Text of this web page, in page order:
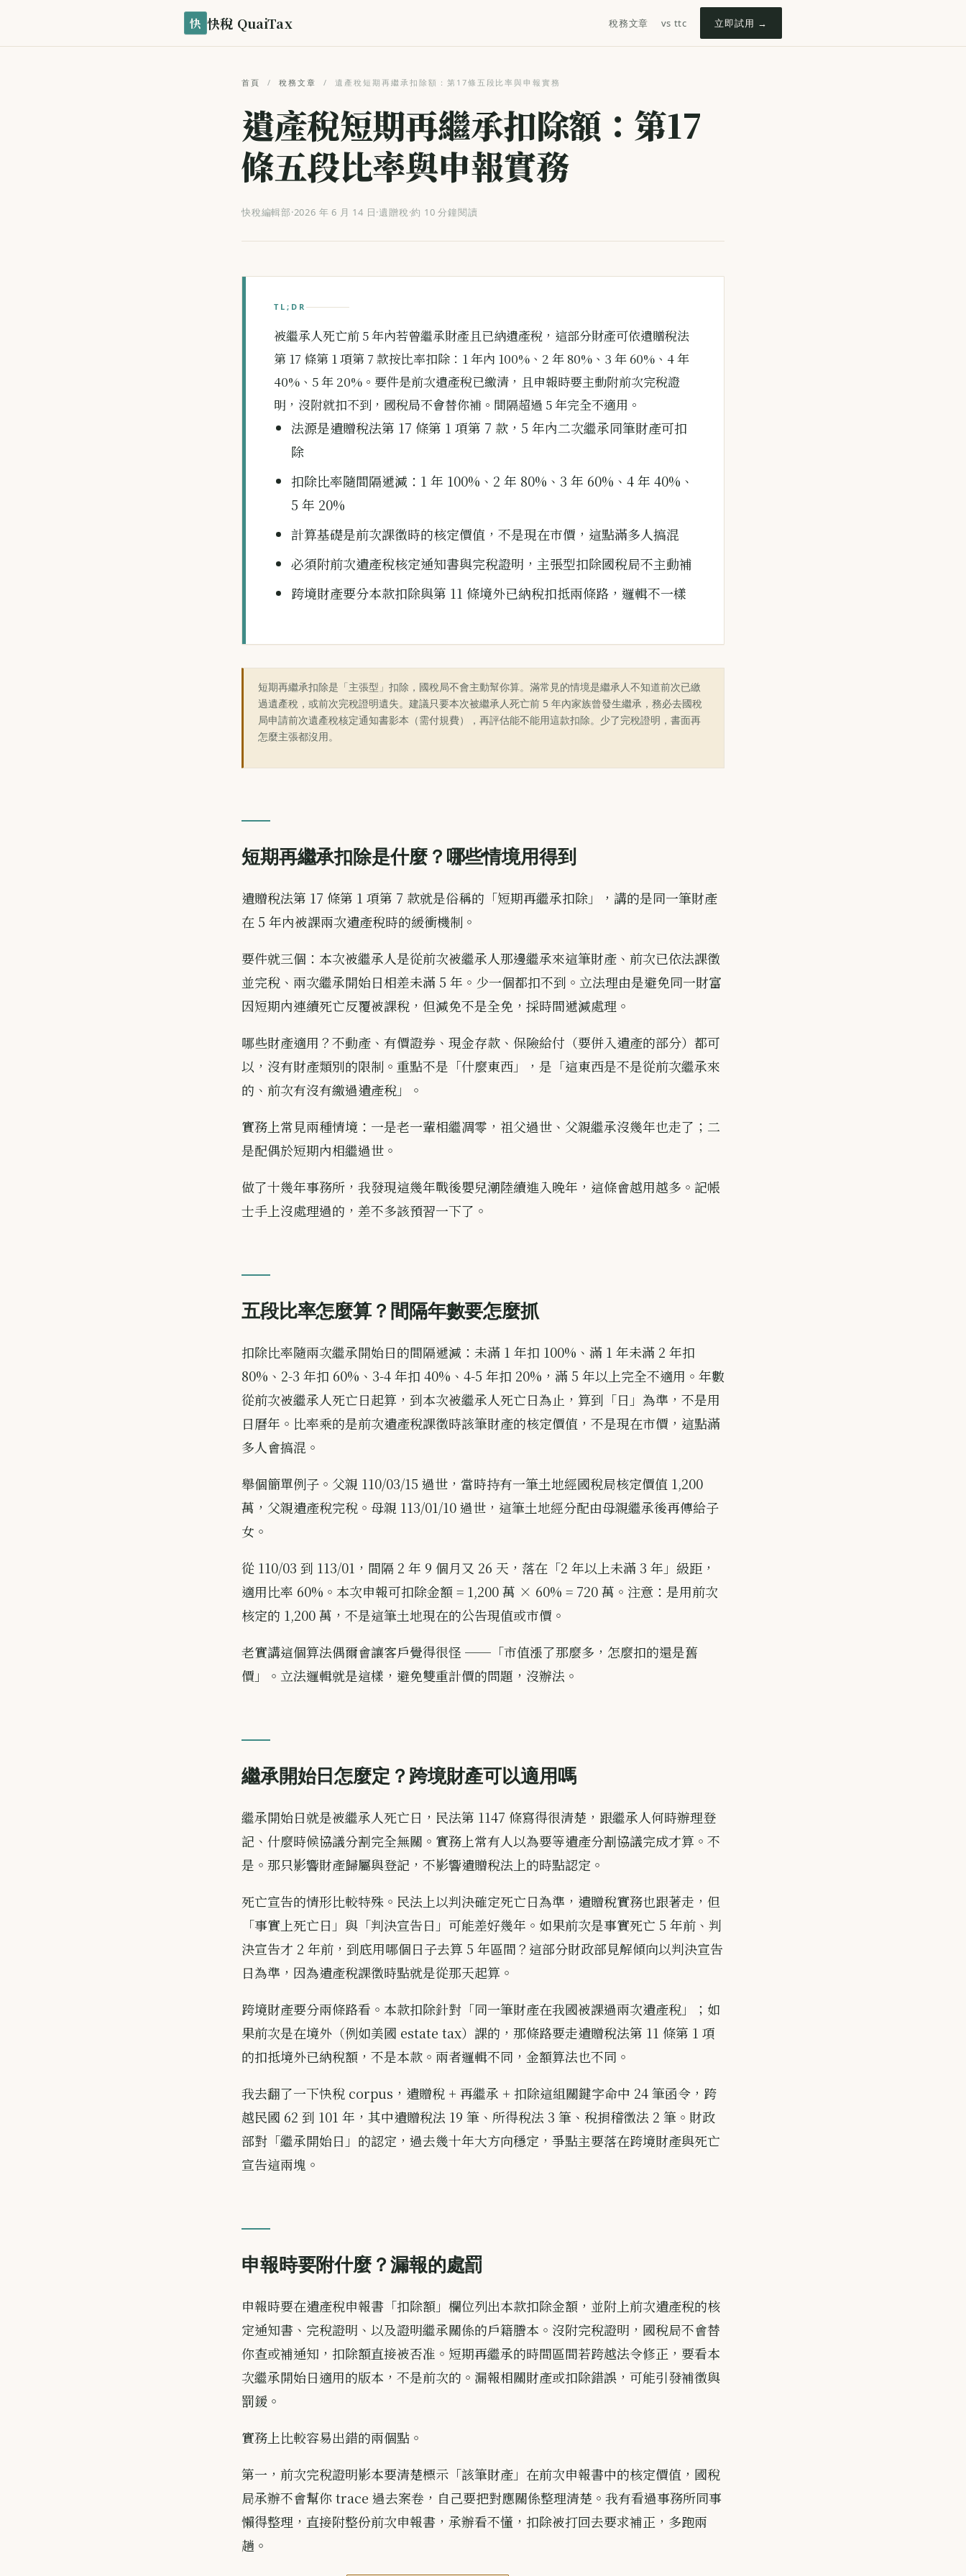
快 快稅 QuaiTax 稅務文章 vs ttc 立即試用 →
首頁 / 稅務文章 / 遺產稅短期再繼承扣除額：第17條五段比率與申報實務
遺產稅短期再繼承扣除額：第17
條五段比率與申報實務
快稅編輯部·2026 年 6 月 14 日·遺贈稅·約 10 分鐘閱讀
TL;DR
被繼承人死亡前 5 年內若曾繼承財產且已納遺產稅，這部分財產可依遺贈稅法
第 17 條第 1 項第 7 款按比率扣除：1 年內 100%、2 年 80%、3 年 60%、4 年
40%、5 年 20%。要件是前次遺產稅已繳清，且申報時要主動附前次完稅證
明，沒附就扣不到，國稅局不會替你補。間隔超過 5 年完全不適用。
法源是遺贈稅法第 17 條第 1 項第 7 款，5 年內二次繼承同筆財產可扣
除
扣除比率隨間隔遞減：1 年 100%、2 年 80%、3 年 60%、4 年 40%、
5 年 20%
計算基礎是前次課徵時的核定價值，不是現在市價，這點滿多人搞混
必須附前次遺產稅核定通知書與完稅證明，主張型扣除國稅局不主動補
跨境財產要分本款扣除與第 11 條境外已納稅扣抵兩條路，邏輯不一樣
短期再繼承扣除是「主張型」扣除，國稅局不會主動幫你算。滿常見的情境是繼承人不知道前次已繳
過遺產稅，或前次完稅證明遺失。建議只要本次被繼承人死亡前 5 年內家族曾發生繼承，務必去國稅
局申請前次遺產稅核定通知書影本（需付規費），再評估能不能用這款扣除。少了完稅證明，書面再
怎麼主張都沒用。
短期再繼承扣除是什麼？哪些情境用得到
遺贈稅法第 17 條第 1 項第 7 款就是俗稱的「短期再繼承扣除」，講的是同一筆財產
在 5 年內被課兩次遺產稅時的緩衝機制。
要件就三個：本次被繼承人是從前次被繼承人那邊繼承來這筆財產、前次已依法課徵
並完稅、兩次繼承開始日相差未滿 5 年。少一個都扣不到。立法理由是避免同一財富
因短期內連續死亡反覆被課稅，但減免不是全免，採時間遞減處理。
哪些財產適用？不動產、有價證券、現金存款、保險給付（要併入遺產的部分）都可
以，沒有財產類別的限制。重點不是「什麼東西」，是「這東西是不是從前次繼承來
的、前次有沒有繳過遺產稅」。
實務上常見兩種情境：一是老一輩相繼凋零，祖父過世、父親繼承沒幾年也走了；二
是配偶於短期內相繼過世。
做了十幾年事務所，我發現這幾年戰後嬰兒潮陸續進入晚年，這條會越用越多。記帳
士手上沒處理過的，差不多該預習一下了。
五段比率怎麼算？間隔年數要怎麼抓
扣除比率隨兩次繼承開始日的間隔遞減：未滿 1 年扣 100%、滿 1 年未滿 2 年扣
80%、2-3 年扣 60%、3-4 年扣 40%、4-5 年扣 20%，滿 5 年以上完全不適用。年數
從前次被繼承人死亡日起算，到本次被繼承人死亡日為止，算到「日」為準，不是用
日曆年。比率乘的是前次遺產稅課徵時該筆財產的核定價值，不是現在市價，這點滿
多人會搞混。
舉個簡單例子。父親 110/03/15 過世，當時持有一筆土地經國稅局核定價值 1,200
萬，父親遺產稅完稅。母親 113/01/10 過世，這筆土地經分配由母親繼承後再傳給子
女。
從 110/03 到 113/01，間隔 2 年 9 個月又 26 天，落在「2 年以上未滿 3 年」級距，
適用比率 60%。本次申報可扣除金額 = 1,200 萬 × 60% = 720 萬。注意：是用前次
核定的 1,200 萬，不是這筆土地現在的公告現值或市價。
老實講這個算法偶爾會讓客戶覺得很怪 ──「市值漲了那麼多，怎麼扣的還是舊
價」。立法邏輯就是這樣，避免雙重計價的問題，沒辦法。
繼承開始日怎麼定？跨境財產可以適用嗎
繼承開始日就是被繼承人死亡日，民法第 1147 條寫得很清楚，跟繼承人何時辦理登
記、什麼時候協議分割完全無關。實務上常有人以為要等遺產分割協議完成才算。不
是。那只影響財產歸屬與登記，不影響遺贈稅法上的時點認定。
死亡宣告的情形比較特殊。民法上以判決確定死亡日為準，遺贈稅實務也跟著走，但
「事實上死亡日」與「判決宣告日」可能差好幾年。如果前次是事實死亡 5 年前、判
決宣告才 2 年前，到底用哪個日子去算 5 年區間？這部分財政部見解傾向以判決宣告
日為準，因為遺產稅課徵時點就是從那天起算。
跨境財產要分兩條路看。本款扣除針對「同一筆財產在我國被課過兩次遺產稅」；如
果前次是在境外（例如美國 estate tax）課的，那條路要走遺贈稅法第 11 條第 1 項
的扣抵境外已納稅額，不是本款。兩者邏輯不同，金額算法也不同。
我去翻了一下快稅 corpus，遺贈稅 + 再繼承 + 扣除這組關鍵字命中 24 筆函令，跨
越民國 62 到 101 年，其中遺贈稅法 19 筆、所得稅法 3 筆、稅捐稽徵法 2 筆。財政
部對「繼承開始日」的認定，過去幾十年大方向穩定，爭點主要落在跨境財產與死亡
宣告這兩塊。
申報時要附什麼？漏報的處罰
申報時要在遺產稅申報書「扣除額」欄位列出本款扣除金額，並附上前次遺產稅的核
定通知書、完稅證明、以及證明繼承關係的戶籍謄本。沒附完稅證明，國稅局不會替
你查或補通知，扣除額直接被否准。短期再繼承的時間區間若跨越法令修正，要看本
次繼承開始日適用的版本，不是前次的。漏報相關財產或扣除錯誤，可能引發補徵與
罰鍰。
實務上比較容易出錯的兩個點。
第一，前次完稅證明影本要清楚標示「該筆財產」在前次申報書中的核定價值，國稅
局承辦不會幫你 trace 過去案卷，自己要把對應關係整理清楚。我有看過事務所同事
懶得整理，直接附整份前次申報書，承辦看不懂，扣除被打回去要求補正，多跑兩
趟。